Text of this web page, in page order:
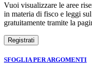
Vuoi visualizzare le aree
in materia di fisco e leggi
gratuitamente tramite la
SFOGLIA PER ARGOMENTI